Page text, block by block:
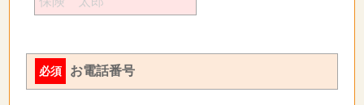
必須 お電話番号